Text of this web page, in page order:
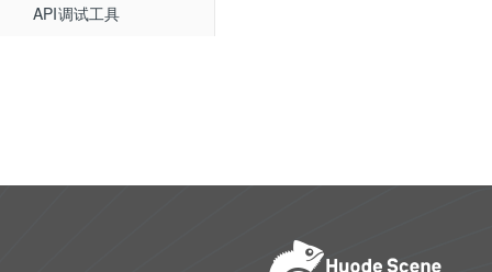
THQS相关API
Web媒体组件化
常见问题
API调试工具